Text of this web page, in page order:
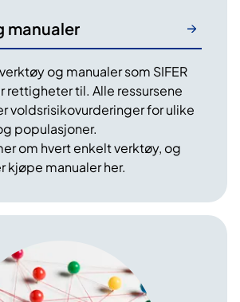
manualer
og manualer som SIFER
rettigheter til. Alle ressursene
voldsrisikovurderinger for ulike
populasjoner.
om hvert enkelt verktøy, og
kjøpe manualer her.